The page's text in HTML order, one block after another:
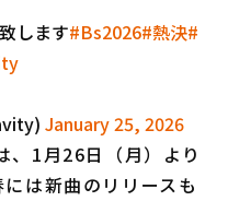
します#Bs2026#熱決#
January 25, 2026
1月26日（月）より
は新曲のリリースも